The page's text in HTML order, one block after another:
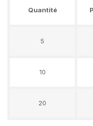
Quantité
5
10
20